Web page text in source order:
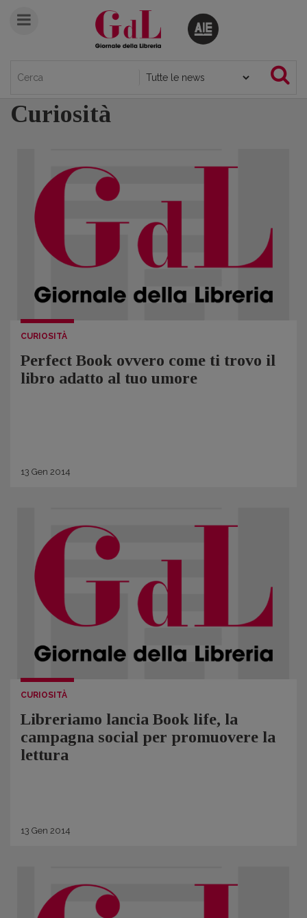
Curiosità
CURIOSITÀ
Perfect Book ovvero come ti trovo il
libro adatto al tuo umore
13 Gen 2014
CURIOSITÀ
Libreriamo lancia Book life, la
campagna social per promuovere la
lettura
13 Gen 2014